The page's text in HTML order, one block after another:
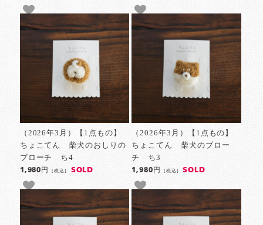
（2026年3月）【1点もの】
ちょこてん 柴犬のおしりの
ブローチ ち4
1,980円[税込] SOLD
（2026年3月）【1点もの】
ちょこてん 柴犬のブロー
チ ち3
1,980円 [税込] SOLD